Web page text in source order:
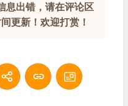
息出错，请在评论区
更新！欢迎打赏！